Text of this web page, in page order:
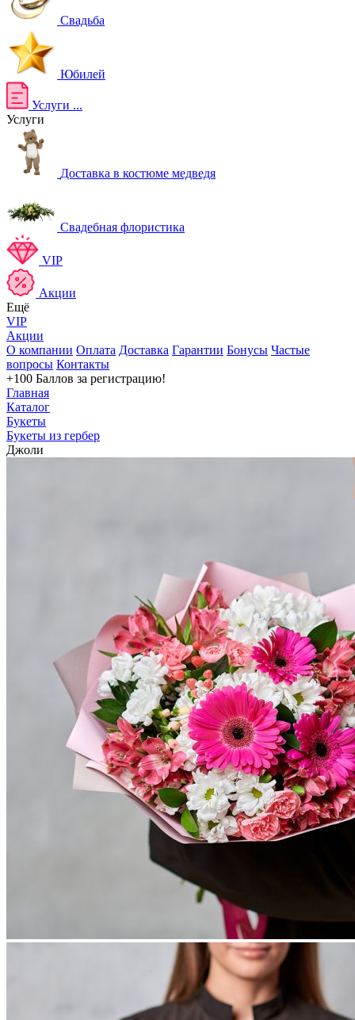
Свадьба
Юбилей
Услуги ...
Услуги
Доставка в костюме медведя
Свадебная флористика
VIP
Акции
Ещё
VIP
Акции
О компании Оплата Доставка Гарантии Бонусы Частые
вопросы Контакты
+100 Баллов за регистрацию!
Главная
Каталог
Букеты
Букеты из гербер
Джоли